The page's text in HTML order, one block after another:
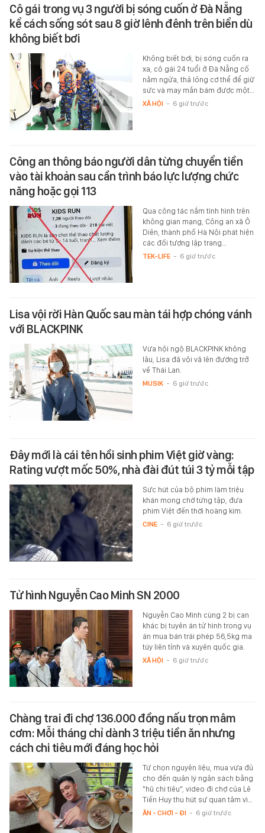
Cô gái trong vụ 3 người bị sóng cuốn ở Đà Nẵng
kể cách sống sót sau 8 giờ lênh đênh trên biển dù
không biết bơi
Không biết bơi, bị sóng cuốn ra
xa, cô gái 24 tuổi ở Đà Nẵng cố
nằm ngửa, thả lỏng cơ thể để giữ
sức và may mắn bám được một…
XÃ HỘI - 6 giờ trước
Công an thông báo người dân từng chuyển tiền
vào tài khoản sau cần trình báo lực lượng chức
năng hoặc gọi 113
Qua công tác nắm tình hình trên
không gian mạng, Công an xã Ô
Diên, thành phố Hà Nội phát hiện
các đối tượng lập trang…
TEK-LIFE - 6 giờ trước
Lisa vội rời Hàn Quốc sau màn tái hợp chóng vánh
với BLACKPINK
Vừa hội ngộ BLACKPINK không
lâu, Lisa đã vội vã lên đường trở
về Thái Lan.
MUSIK - 6 giờ trước
Đây mới là cái tên hồi sinh phim Việt giờ vàng:
Rating vượt mốc 50%, nhà đài đút túi 3 tỷ mỗi tập
Sức hút của bộ phim làm triệu
khán mong chờ từng tập, đưa
phim Việt đến thời hoàng kim.
CINE - 6 giờ trước
Tử hình Nguyễn Cao Minh SN 2000
Nguyễn Cao Minh cùng 2 bị can
khác bị tuyên án tử hình trong vụ
án mua bán trái phép 56,5kg ma
túy liên tỉnh và xuyên quốc gia.
XÃ HỘI - 6 giờ trước
Chàng trai đi chợ 136.000 đồng nấu trọn mâm
cơm: Mỗi tháng chỉ dành 3 triệu tiền ăn nhưng
cách chi tiêu mới đáng học hỏi
Từ chọn nguyên liệu, mua vừa đủ
cho đến quản lý ngân sách bằng
"hũ chi tiêu", video đi chợ của Lê
Tiến Huy thu hút sự quan tâm vì…
ĂN - CHƠI - ĐI - 6 giờ trước